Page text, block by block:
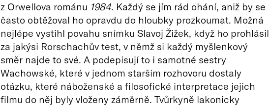
z Orwellova románu 1984. Každý se jím rád ohání, aniž by se
často obtěžoval ho opravdu do hloubky prozkoumat. Možná
nejlépe vystihl povahu snímku Slavoj Žižek, když ho prohlásil
za jakýsi Rorschachův test, v němž si každý myšlenkový
směr najde to své. A podepisují to i samotné sestry
Wachowské, které v jednom starším rozhovoru dostaly
otázku, které náboženské a filosofické interpretace jejich
filmu do něj byly vloženy záměrně. Tvůrkyně lakonicky